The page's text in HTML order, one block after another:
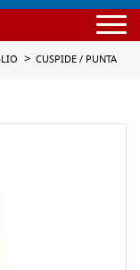
CUSPIDE / PUNTA